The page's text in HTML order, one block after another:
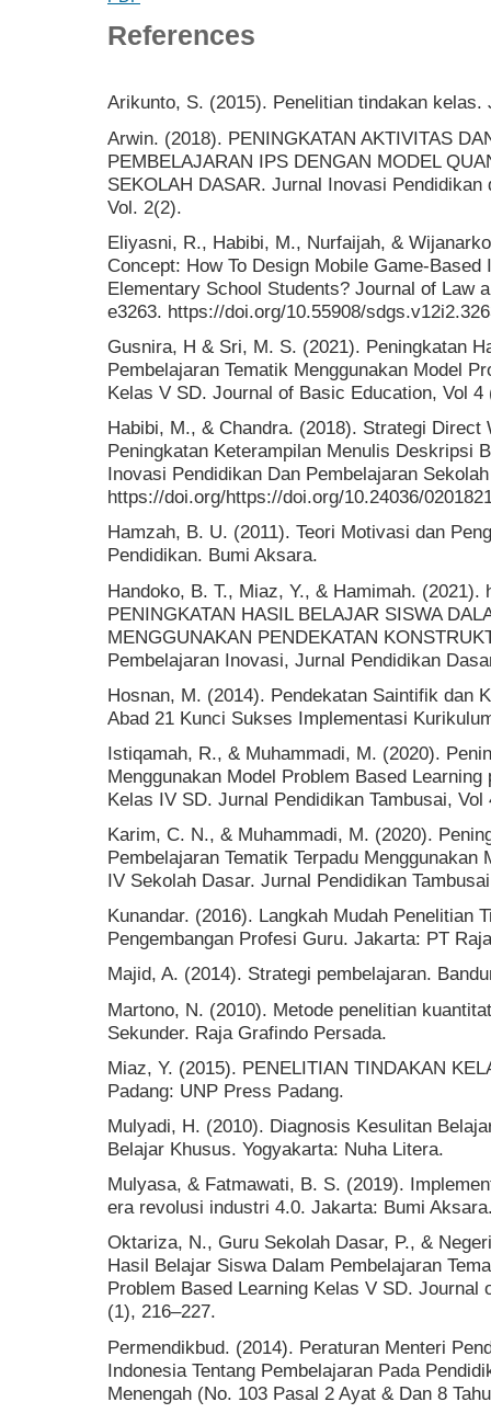
References
Arikunto, S. (2015). Penelitian tindakan kelas.
Arwin. (2018). PENINGKATAN AKTIVITAS
PEMBELAJARAN IPS DENGAN MODEL
SEKOLAH DASAR. Jurnal Inovasi
Vol. 2(2).
Eliyasni, R., Habibi, M., Nurfaijah, &
Concept: How To Design Mobile Game-
Elementary School Students? Journal of Law
e3263. https://doi.org/10.55908/
Gusnira, H & Sri, M. S. (2021). Peningkatan
Pembelajaran Tematik Menggunakan Model
Kelas V SD. Journal of Basic Education, Vol 4
Habibi, M., & Chandra. (2018). Strategi
Peningkatan Keterampilan Menulis Deskripsi
Inovasi Pendidikan Dan Pembelajaran
https://doi.org/https://doi.org/10.24036/
Hamzah, B. U. (2011). Teori Motivasi dan
Pendidikan. Bumi Aksara.
Handoko, B. T., Miaz, Y., & Hamimah. (2021).
PENINGKATAN HASIL BELAJAR SISWA
MENGGUNAKAN PENDEKATAN
Pembelajaran Inovasi, Jurnal Pendidikan
Hosnan, M. (2014). Pendekatan Saintifik dan
Abad 21 Kunci Sukses Implementasi
Istiqamah, R., & Muhammadi, M. (2020).
Menggunakan Model Problem Based
Kelas IV SD. Jurnal Pendidikan Tambusai, Vol
Karim, C. N., & Muhammadi, M. (2020).
Pembelajaran Tematik Terpadu
IV Sekolah Dasar. Jurnal Pendidikan
Kunandar. (2016). Langkah Mudah Penelitian
Pengembangan Profesi Guru. Jakarta: PT
Majid, A. (2014). Strategi pembelajaran.
Martono, N. (2010). Metode penelitian
Sekunder. Raja Grafindo Persada.
Miaz, Y. (2015). PENELITIAN TINDAKAN
Padang: UNP Press Padang.
Mulyadi, H. (2010). Diagnosis Kesulitan
Belajar Khusus. Yogyakarta: Nuha Litera.
Mulyasa, & Fatmawati, B. S. (2019).
era revolusi industri 4.0. Jakarta: Bumi
Oktariza, N., Guru Sekolah Dasar, P., &
Hasil Belajar Siswa Dalam Pembelajaran
Problem Based Learning Kelas V SD. Journal
(1), 216–227.
Permendikbud. (2014). Peraturan Menteri
Indonesia Tentang Pembelajaran Pada
Menengah (No. 103 Pasal 2 Ayat & Dan 8